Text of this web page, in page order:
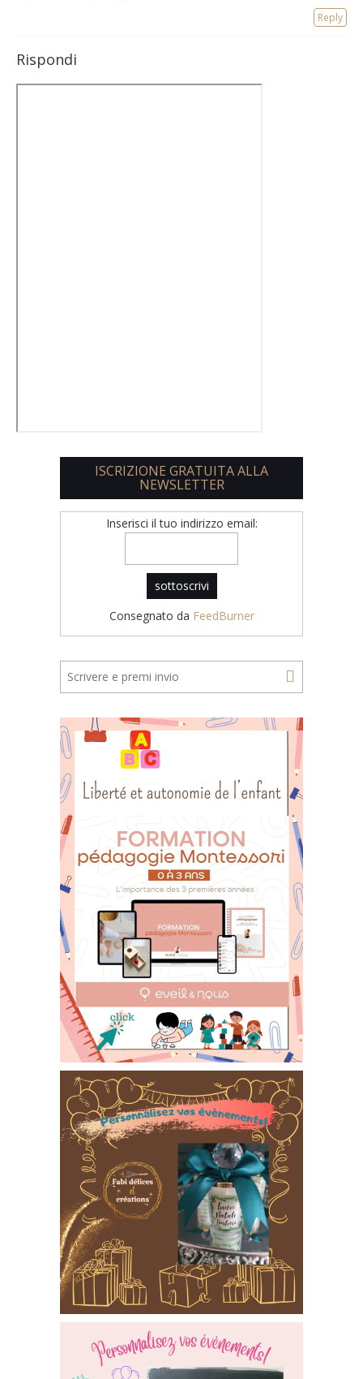
Reply
Rispondi
ISCRIZIONE GRATUITA ALLA
NEWSLETTER
Inserisci il tuo indirizzo email:
Consegnato da FeedBurner